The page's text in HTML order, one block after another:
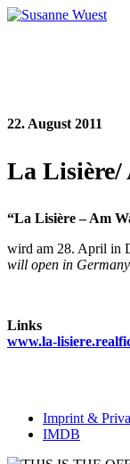
22. August 2011
La Lisière/
“La Lisière – Am
wird am 28. April in
will open in
Links
www.la-
Imprint &
IMDB